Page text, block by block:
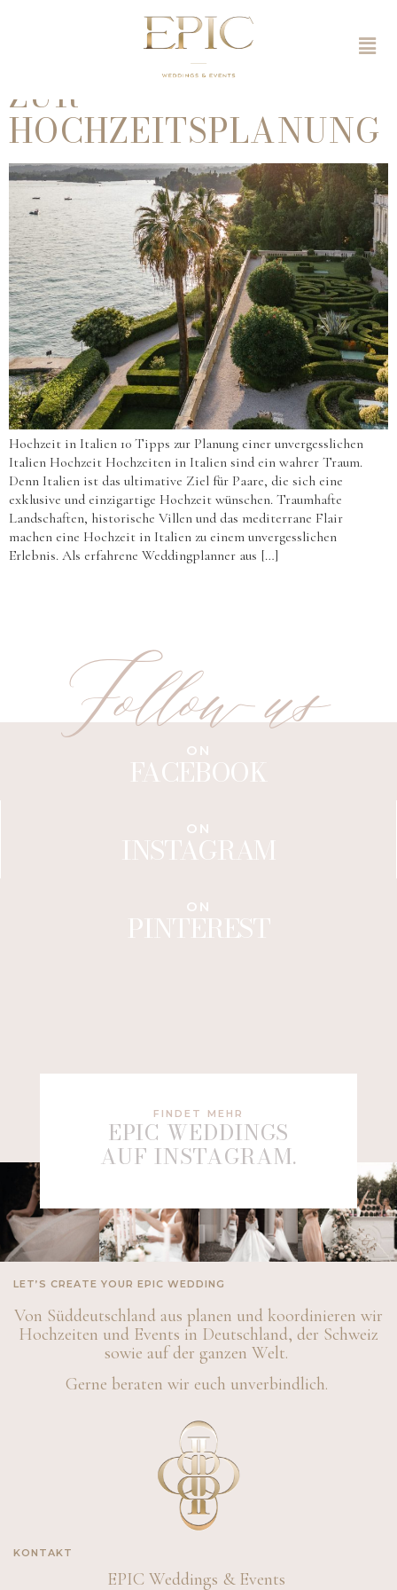
HOCHZEIT IN
ITALIEN – 10 TIPPS
ZUR
HOCHZEITSPLANUNG
Hochzeit in Italien 10 Tipps zur Planung einer unvergesslichen
Italien Hochzeit Hochzeiten in Italien sind ein wahrer Traum.
Denn Italien ist das ultimative Ziel für Paare, die sich eine
exklusive und einzigartige Hochzeit wünschen. Traumhafte
Landschaften, historische Villen und das mediterrane Flair
machen eine Hochzeit in Italien zu einem unvergesslichen
Erlebnis. Als erfahrene Weddingplanner aus […]
Follow us
ON
FACEBOOK
ON
INSTAGRAM
ON
PINTEREST
FINDET MEHR
EPIC WEDDINGS
AUF INSTAGRAM.
LET’S CREATE YOUR EPIC WEDDING
Von Süddeutschland aus planen und koordinieren wir
Hochzeiten und Events in Deutschland, der Schweiz
sowie auf der ganzen Welt.
Gerne beraten wir euch unverbindlich.
KONTAKT
EPIC Weddings & Events